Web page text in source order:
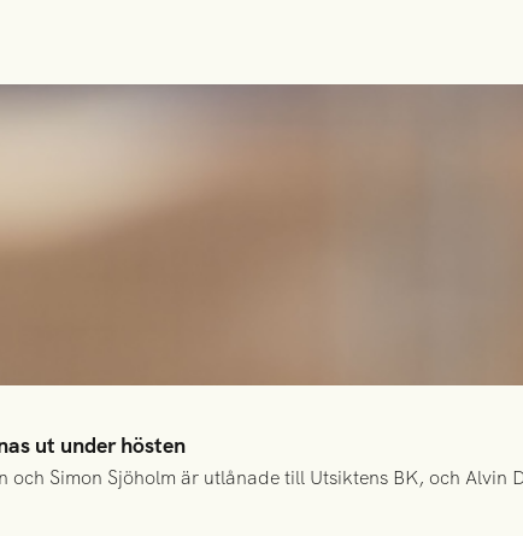
ut under hösten
och Simon Sjöholm är utlånade till Utsiktens BK, och